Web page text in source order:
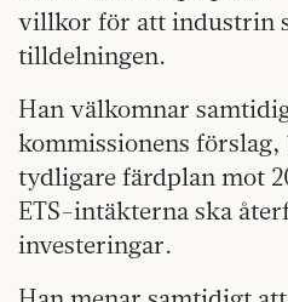
villkor för att industrin
tilldelningen.
Han välkomnar
kommissionens förslag,
tydligare färdplan mot
ETS-intäkterna ska
investeringar.